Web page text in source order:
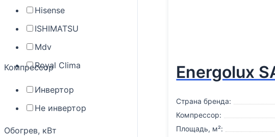
Hisense
ISHIMATSU
Mdv
Royal Clima
Компрессор
Инвертор
Не инвертор
Обогрев, кВт
Energolux
Страна бренда:
Компрессор:
Площадь, м²: